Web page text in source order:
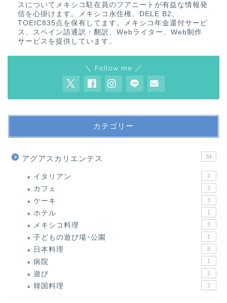
スについてメキシコ駐在員のフアニートが有益な情報発
信を心掛けます。メキシコ永住権、DELE B2、
TOEIC835点を保有してます。メキシコ年金還付サービ
ス、スペイン語通訳・翻訳、Webライター、Web制作
サービスを提供しています。
＼ Follow me ／
カテゴリー
アグアスカリエンテス 34
イタリアン 2
カフェ 2
ケーキ 3
ホテル 1
メキシコ料理 3
子どもの遊び場･公園 1
日本料理 8
病院 1
遊び 1
韓国料理 2